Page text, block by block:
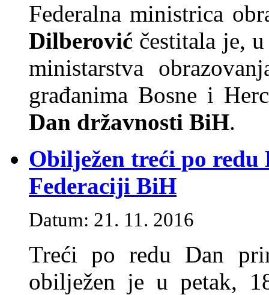
Federalna ministrica
Dilberović čestitala je,
ministarstva
građanima Bosne i
Dan državnosti BiH.
Obilježen treći po
Federaciji BiH
Datum: 21. 11. 2016
Treći po redu Dan
obilježen je u petak,